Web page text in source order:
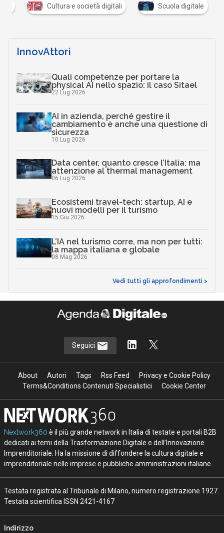
Cultura e società digitali Scuola digitale
InnovAttori
Quali competenze per portare la
physical AI nello spazio: il caso Sitael
22 Lug 2026
AI in azienda, perché gestire il
cambiamento è anche una questione di
sicurezza
10 Lug 2026
Data center, quanto cresce l’Italia: ma
attenzione al thermal management
06 Lug 2026
Ecosistemi travel-tech: startup, AI e
nuovi modelli per il turismo
15 Giu 2026
L’IA nel turismo corre, ma non per tutti:
la mappa italiana e globale
08 Mag 2026
Vedi tutti gli approfondimenti >
Seguici
About Autori Tags Rss Feed
Privacy e Cookie Policy
Terms&Conditions Contenuti Specialistici
Cookie Center
Nextwork360 è il più grande network in Italia di testate e portali B2B
dedicati ai temi della Trasformazione Digitale e dell’Innovazione
Imprenditoriale. Ha la missione di diffondere la cultura digitale e
imprenditoriale nelle imprese e pubbliche amministrazioni italiane.
Testata registrata al Tribunale di Milano, numero registrazione 1927.
Testata scientifica ISSN 2421-4167
Indirizzo